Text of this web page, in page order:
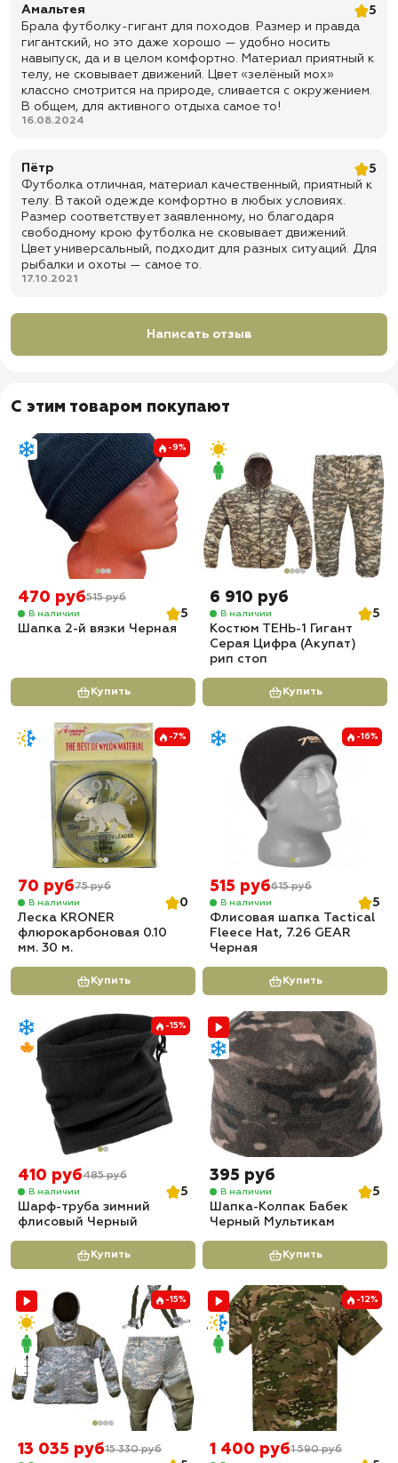
Амальтея
5
Брала футболку-гигант для походов. Размер и правда
гигантский, но это даже хорошо — удобно носить
навыпуск, да и в целом комфортно. Материал приятный к
телу, не сковывает движений. Цвет «зелёный мох»
классно смотрится на природе, сливается с окружением.
В общем, для активного отдыха самое то!
16.08.2024
Пётр
5
Футболка отличная, материал качественный, приятный к
телу. В такой одежде комфортно в любых условиях.
Размер соответствует заявленному, но благодаря
свободному крою футболка не сковывает движений.
Цвет универсальный, подходит для разных ситуаций. Для
рыбалки и охоты — самое то.
17.10.2021
Написать отзыв
С этим товаром покупают
-9%
470 руб515 руб
В наличии
5
Шапка 2-й вязки Черная
Купить
6 910 руб
В наличии
5
Костюм ТЕНЬ-1 Гигант
Серая Цифра (Акупат)
рип стоп
Купить
-7%
70 руб75 руб
В наличии
0
Леска KRONER
флюрокарбоновая 0.10
мм. 30 м.
Купить
-16%
515 руб615 руб
В наличии
5
Флисовая шапка Tactical
Fleece Hat, 7.26 GEAR
Черная
Купить
-15%
410 руб485 руб
В наличии
5
Шарф-труба зимний
флисовый Черный
Купить
395 руб
В наличии
5
Шапка-Колпак Бабек
Черный Мультикам
Купить
-15%
13 035 руб15 330 руб
-12%
1 400 руб1 590 руб